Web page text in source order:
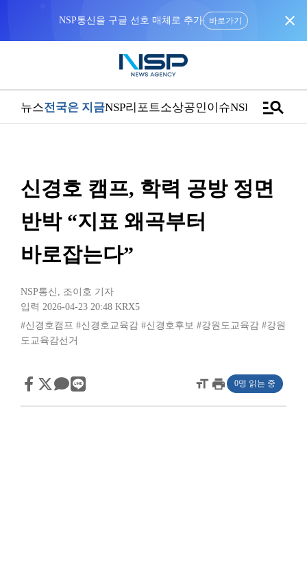
NSP통신을 구글 선호 매체로 추가 바로가기 close
뉴스전국은 지금NSP리포트소상공인이슈NSPTVmanage_search
신경호 캠프, 학력 공방 정면
반박 “지표 왜곡부터
바로잡는다”
NSP통신 , 조이호 기자
입력 2026-04-23 20:48 KRX5
#신경호캠프 #신경호교육감 #신경호후보 #강원도교육감 #강원
도교육감선거
format_sizeprint 0명 읽는 중